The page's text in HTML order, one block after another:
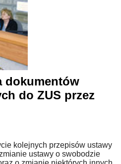
dokumentów
do ZUS przez
kolejnych przepisów ustawy
ustawy o swobodzie